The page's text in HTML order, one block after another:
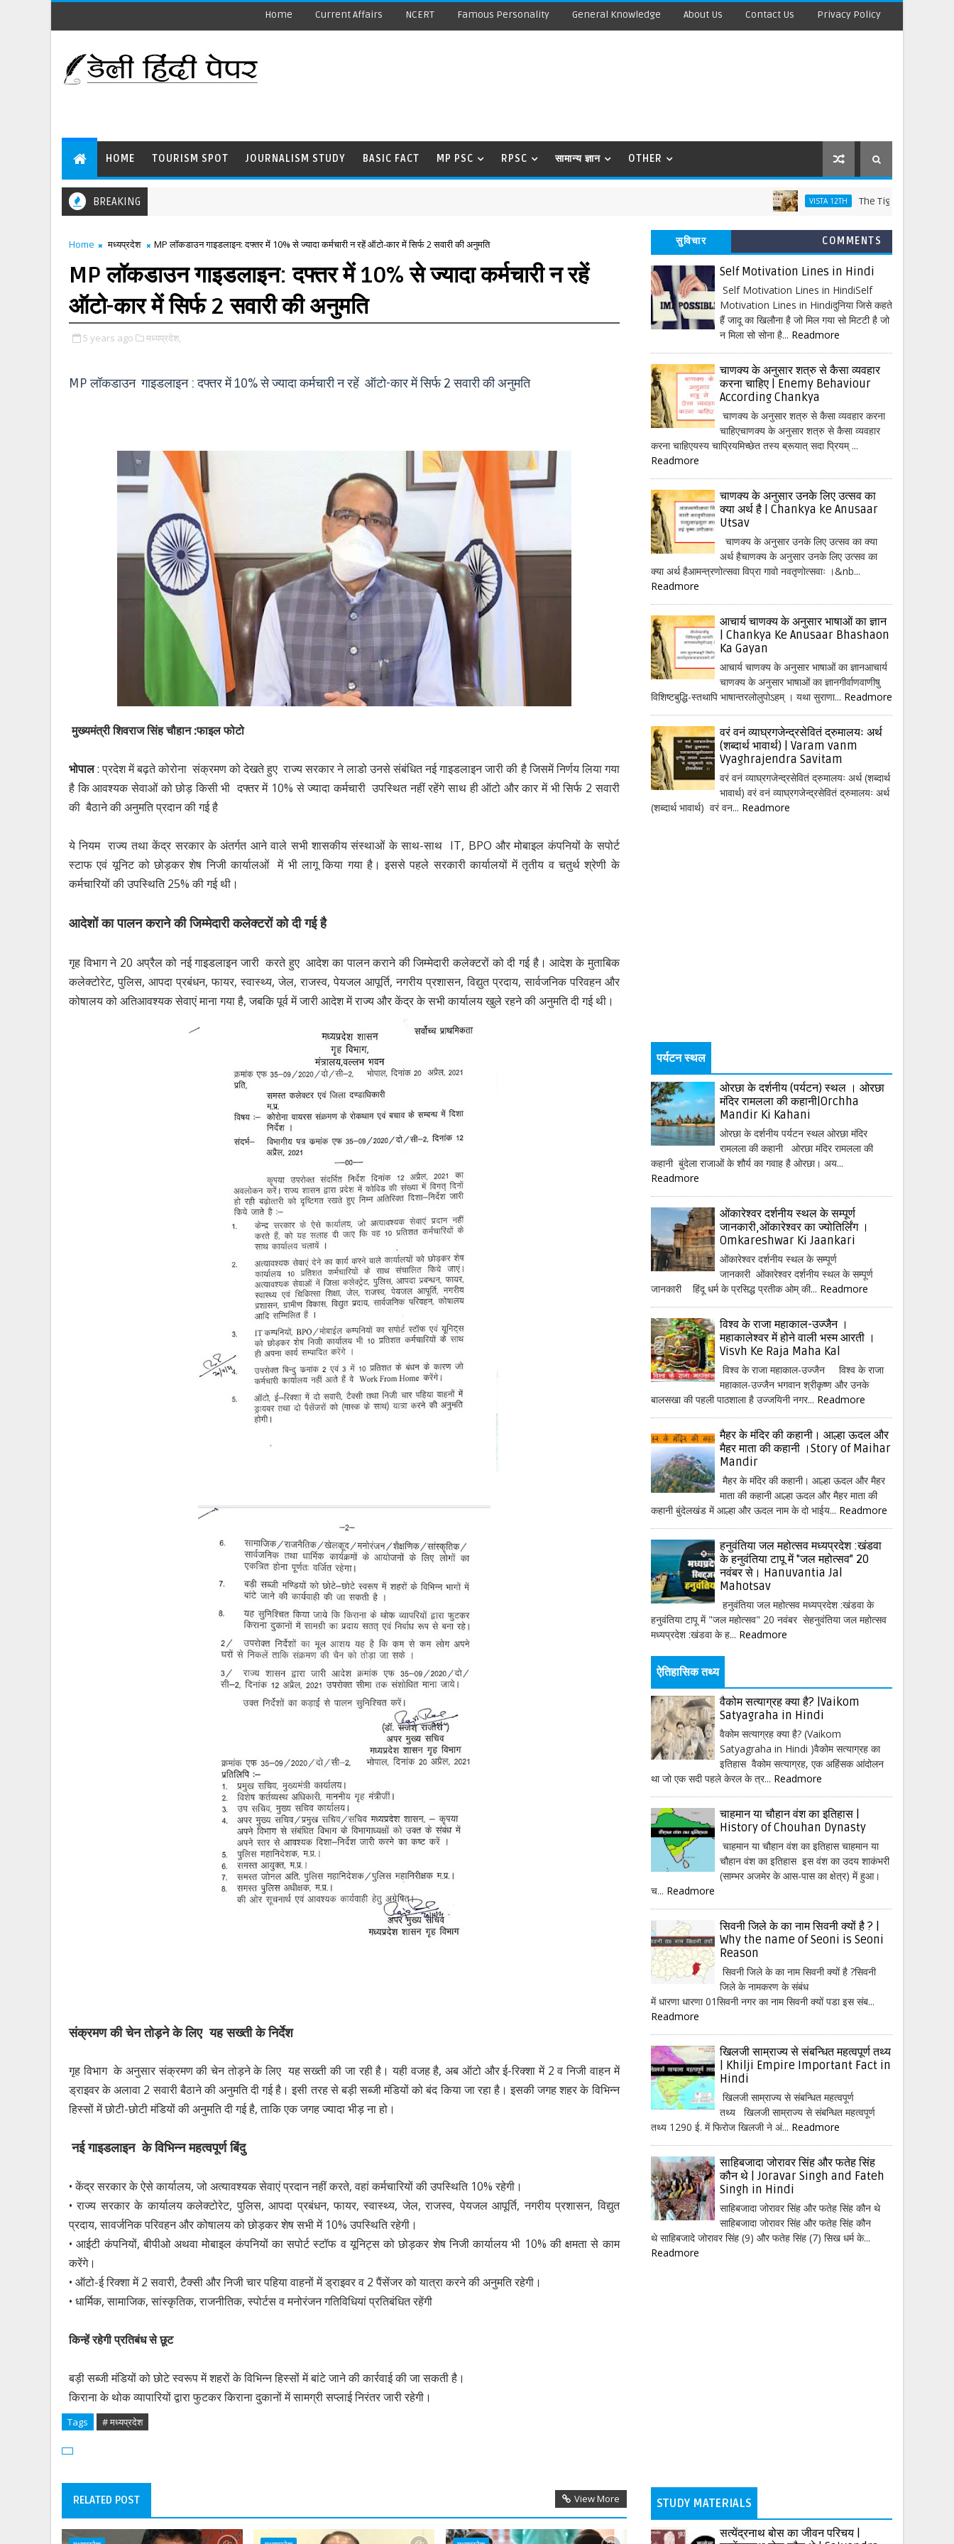
Home Current Affairs NCERT Famous Personality General Knowledge About Us Contact Us Privacy Policy
HOME TOURISM SPOT JOURNALISM STUDY BASIC FACT MP PSC RPSC सामान्य ज्ञान OTHER
BREAKING VISTA 12TH The Tiger King Words
Home मध्यप्रदेश MP लॉकडाउन गाइडलाइन: दफ्तर में 10% से ज्यादा कर्मचारी न रहें ऑटो-कार में सिर्फ 2 सवारी की अनुमति
MP लॉकडाउन गाइडलाइन: दफ्तर में 10% से ज्यादा कर्मचारी न रहें
ऑटो-कार में सिर्फ 2 सवारी की अनुमति
5 years ago मध्यप्रदेश,
MP लॉकडाउन गाइडलाइन : दफ्तर में 10% से ज्यादा कर्मचारी न रहें ऑटो-कार में सिर्फ 2 सवारी की अनुमति
मुख्यमंत्री शिवराज सिंह चौहान :फाइल फोटो
भोपाल: प्रदेश में बढ़ते कोरोना संक्रमण को देखते हुए राज्य सरकार ने लाडो उनसे संबंधित नई गाइडलाइन जारी की है जिसमें निर्णय लिया गया
है कि आवश्यक सेवाओं को छोड़ किसी भी दफ्तर में 10% से ज्यादा कर्मचारी उपस्थित नहीं रहेंगे साथ ही ऑटो और कार में भी सिर्फ 2 सवारी
की बैठाने की अनुमति प्रदान की गई है
ये नियम राज्य तथा केंद्र सरकार के अंतर्गत आने वाले सभी शासकीय संस्थाओं के साथ-साथ IT, BPO और मोबाइल कंपनियों के सपोर्ट
स्टाफ एवं यूनिट को छोड़कर शेष निजी कार्यालओं में भी लागू किया गया है। इससे पहले सरकारी कार्यालयों में तृतीय व चतुर्थ श्रेणी के
कर्मचारियों की उपस्थिति 25% की गई थी।
आदेशों का पालन कराने की जिम्मेदारी कलेक्टरों को दी गई है
गृह विभाग ने 20 अप्रैल को नई गाइडलाइन जारी करते हुए आदेश का पालन कराने की जिम्मेदारी कलेक्टरों को दी गई है। आदेश के मुताबिक
कलेक्टोरेट, पुलिस, आपदा प्रबंधन, फायर, स्वास्थ्य, जेल, राजस्व, पेयजल आपूर्ति, नगरीय प्रशासन, विद्युत प्रदाय, सार्वजनिक परिवहन और
कोषालय को अतिआवश्यक सेवाएं माना गया है, जबकि पूर्व में जारी आदेश में राज्य और केंद्र के सभी कार्यालय खुले रहने की अनुमति दी गई थी।
संक्रमण की चेन तोड़ने के लिए यह सख्ती के निर्देश
गृह विभाग के अनुसार संक्रमण की चेन तोड़ने के लिए यह सख्ती की जा रही है। यही वजह है, अब ऑटो और ई-रिक्शा में 2 व निजी वाहन में
ड्राइवर के अलावा 2 सवारी बैठाने की अनुमति दी गई है। इसी तरह से बड़ी सब्जी मंडियों को बंद किया जा रहा है। इसकी जगह शहर के विभिन्न
हिस्सों में छोटी-छोटी मंडियों की अनुमति दी गई है, ताकि एक जगह ज्यादा भीड़ ना हो।
नई गाइडलाइन के विभिन्न महत्वपूर्ण बिंदु
• केंद्र सरकार के ऐसे कार्यालय, जो अत्यावश्यक सेवाएं प्रदान नहीं करते, वहां कर्मचारियों की उपस्थिति 10% रहेगी।
• राज्य सरकार के कार्यालय कलेक्टोरेट, पुलिस, आपदा प्रबंधन, फायर, स्वास्थ्य, जेल, राजस्व, पेयजल आपूर्ति, नगरीय प्रशासन, विद्युत
प्रदाय, सावर्जनिक परिवहन और कोषालय को छोड़कर शेष सभी में 10% उपस्थिति रहेगी।
• आईटी कंपनियों, बीपीओ अथवा मोबाइल कंपनियों का सपोर्ट स्टॉफ व यूनिट्स को छोड़कर शेष निजी कार्यालय भी 10% की क्षमता से काम
करेंगे।
• ऑटो-ई रिक्शा में 2 सवारी, टैक्सी और निजी चार पहिया वाहनों में ड्राइवर व 2 पैंसेंजर को यात्रा करने की अनुमति रहेगी।
• धार्मिक, सामाजिक, सांस्कृतिक, राजनीतिक, स्पोर्टस व मनोरंजन गतिविधियां प्रतिबंधित रहेंगी
किन्हें रहेगी प्रतिबंध से छूट
बड़ी सब्जी मंडियों को छोटे स्वरूप में शहरों के विभिन्न हिस्सों में बांटे जाने की कार्रवाई की जा सकती है।
किराना के थोक व्यापारियों द्वारा फुटकर किराना दुकानों में सामग्री सप्लाई निरंतर जारी रहेगी।
Tags # मध्यप्रदेश
RELATED POST View More
सुविचार COMMENTS
Self Motivation Lines in Hindi
Self Motivation Lines in HindiSelf
Motivation Lines in Hindiदुनिया जिसे कहते
हैं जादू का खिलौना है जो मिल गया सो मिटटी है जो
न मिला सो सोना है... Readmore
चाणक्य के अनुसार शत्रु से कैसा व्यवहार
करना चाहिए | Enemy Behaviour
According Chankya
चाणक्य के अनुसार शत्रु से कैसा व्यवहार करना
चाहिएचाणक्य के अनुसार शत्रु से कैसा व्यवहार
करना चाहिएयस्य चाप्रियमिच्छेत तस्य ब्रूयात् सदा प्रियम् ...
Readmore
चाणक्य के अनुसार उनके लिए उत्सव का
क्या अर्थ है | Chankya ke Anusaar
Utsav
चाणक्य के अनुसार उनके लिए उत्सव का क्या
अर्थ हैचाणक्य के अनुसार उनके लिए उत्सव का
क्या अर्थ हैआमन्त्रणोत्सवा विप्रा गावो नवतृणोत्सवाः ।&nb...
Readmore
आचार्य चाणक्य के अनुसार भाषाओं का ज्ञान
| Chankya Ke Anusaar Bhashaon
Ka Gayan
आचार्य चाणक्य के अनुसार भाषाओं का ज्ञानआचार्य
चाणक्य के अनुसार भाषाओं का ज्ञानगीर्वाणवाणीषु
विशिष्टबुद्धि-स्तथापि भाषान्तरलोलुपोऽहम् । यथा सुराणा... Readmore
वरं वनं व्याघ्रगजेन्द्रसेवितं द्रुमालयः अर्थ
(शब्दार्थ भावार्थ) | Varam vanm
Vyaghrajendra Savitam
वरं वनं व्याघ्रगजेन्द्रसेवितं द्रुमालयः अर्थ (शब्दार्थ
भावार्थ) वरं वनं व्याघ्रगजेन्द्रसेवितं द्रुमालयः अर्थ
(शब्दार्थ भावार्थ) वरं वन... Readmore
पर्यटन स्थल
ओरछा के दर्शनीय (पर्यटन) स्थल । ओरछा
मंदिर रामलला की कहानी|Orchha
Mandir Ki Kahani
ओरछा के दर्शनीय पर्यटन स्थल ओरछा मंदिर
रामलला की कहानी ओरछा मंदिर रामलला की
कहानी बुंदेला राजाओं के शौर्य का गवाह है ओरछा। अय...
Readmore
ओंकारेश्वर दर्शनीय स्थल के सम्पूर्ण
जानकारी,ओंकारेश्वर का ज्योतिर्लिंग ।
Omkareshwar Ki Jaankari
ओंकारेश्वर दर्शनीय स्थल के सम्पूर्ण
जानकारी ओंकारेश्वर दर्शनीय स्थल के सम्पूर्ण
जानकारी हिंदू धर्म के प्रसिद्ध प्रतीक ओम् की... Readmore
विश्व के राजा महाकाल-उज्जैन ।
महाकालेश्वर में होने वाली भस्म आरती ।
Visvh Ke Raja Maha Kal
विश्व के राजा महाकाल-उज्जैन विश्व के राजा
महाकाल-उज्जैन भगवान श्रीकृष्ण और उनके
बालसखा की पहली पाठशाला है उज्जयिनी नगर... Readmore
मैहर के मंदिर की कहानी। आल्हा ऊदल और
मैहर माता की कहानी ।Story of Maihar
Mandir
मैहर के मंदिर की कहानी। आल्हा ऊदल और मैहर
माता की कहानी आल्हा ऊदल और मैहर माता की
कहानी बुंदेलखंड में आल्हा और ऊदल नाम के दो भाईय... Readmore
हनुवंतिया जल महोत्सव मध्यप्रदेश :खंडवा
के हनुवंतिया टापू में "जल महोत्सव" 20
नवंबर से। Hanuvantia Jal
Mahotsav
हनुवंतिया जल महोत्सव मध्यप्रदेश :खंडवा के
हनुवंतिया टापू में "जल महोत्सव" 20 नवंबर सेहनुवंतिया जल महोत्सव
मध्यप्रदेश :खंडवा के ह... Readmore
ऐतिहासिक तथ्य
वैकोम सत्याग्रह क्या है? |Vaikom
Satyagraha in Hindi
वैकोम सत्याग्रह क्या है? (Vaikom
Satyagraha in Hindi )वैकोम सत्याग्रह का
इतिहास वैकोम सत्याग्रह, एक अहिंसक आंदोलन
था जो एक सदी पहले केरल के त्र... Readmore
चाहमान या चौहान वंश का इतिहास |
History of Chouhan Dynasty
चाहमान या चौहान वंश का इतिहास चाहमान या
चौहान वंश का इतिहास इस वंश का उदय शाकंभरी
(साम्भर अजमेर के आस-पास का क्षेत्र) में हुआ।
च... Readmore
सिवनी जिले के का नाम सिवनी क्यों है ? |
Why the name of Seoni is Seoni
Reason
सिवनी जिले के का नाम सिवनी क्यों है ?सिवनी
जिले के नामकरण के संबंध
में धारणा धारणा 01सिवनी नगर का नाम सिवनी क्यों पडा इस संब...
Readmore
खिलजी साम्राज्य से संबन्धित महत्वपूर्ण तथ्य
| Khilji Empire Important Fact in
Hindi
खिलजी साम्राज्य से संबन्धित महत्वपूर्ण
तथ्य खिलजी साम्राज्य से संबन्धित महत्वपूर्ण
तथ्य 1290 ई. में फिरोज खिलजी ने अं... Readmore
साहिबजादा जोरावर सिंह और फतेह सिंह
कौन थे | Joravar Singh and Fateh
Singh in Hindi
साहिबजादा जोरावर सिंह और फतेह सिंह कौन थे
साहिबजादा जोरावर सिंह और फतेह सिंह कौन
थे साहिबजादे जोरावर सिंह (9) और फतेह सिंह (7) सिख धर्म के...
Readmore
STUDY MATERIALS
सत्येंद्रनाथ बोस का जीवन परिचय |